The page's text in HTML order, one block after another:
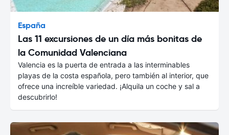
España
Las 11 excursiones de un día más bonitas de
la Comunidad Valenciana
Valencia es la puerta de entrada a las interminables
playas de la costa española, pero también al interior, que
ofrece una increíble variedad. ¡Alquila un coche y sal a
descubrirlo!